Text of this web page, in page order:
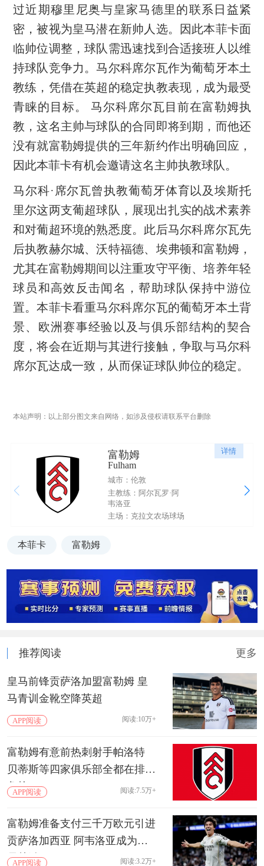
过近期穆里尼奥与皇家马德里的联系日益紧
密，被视为皇马潜在新帅人选。因此本菲卡面
临帅位调整，球队需迅速找到合适接班人以维
持球队竞争力。马尔科席尔瓦作为葡萄牙本土
教练，凭借在英超的稳定执教表现，成为最受
青睐的目标。 马尔科席尔瓦目前在富勒姆执
教，这名主帅与球队的合同即将到期，而他还
没有就富勒姆提供的三年新约作出明确回应，
因此本菲卡有机会邀请这名主帅执教球队。
马尔科·席尔瓦曾执教葡萄牙体育以及埃斯托
里尔这两支葡超球队，展现出扎实的战术素养
和对葡超环境的熟悉度。此后马尔科席尔瓦先
后执教赫尔城、沃特福德、埃弗顿和富勒姆，
尤其在富勒姆期间以注重攻守平衡、培养年轻
球员和高效反击闻名，帮助球队保持中游位
置。本菲卡看重马尔科席尔瓦的葡萄牙本土背
景、欧洲赛事经验以及与俱乐部结构的契合
度，将会在近期与其进行接触，争取与马尔科
席尔瓦达成一致，从而保证球队帅位的稳定。
本站声明：以上部分图文来自网络，如涉及侵权请联系平台删除
详情
富勒姆
Fulham
城市：伦敦
主教练：阿尔瓦罗·阿
韦洛亚
主场：克拉文农场球场
本菲卡 富勒姆
推荐阅读 更多
皇马前锋贡萨洛加盟富勒姆 皇
马青训金靴空降英超
APP阅读 阅读:10万+
富勒姆有意前热刺射手帕洛特
贝蒂斯等四家俱乐部全都在排队
争抢
APP阅读 阅读:7.5万+
富勒姆准备支付三千万欧元引进
贡萨洛加西亚 阿韦洛亚成为交
易关键
APP阅读 阅读:3.2万+